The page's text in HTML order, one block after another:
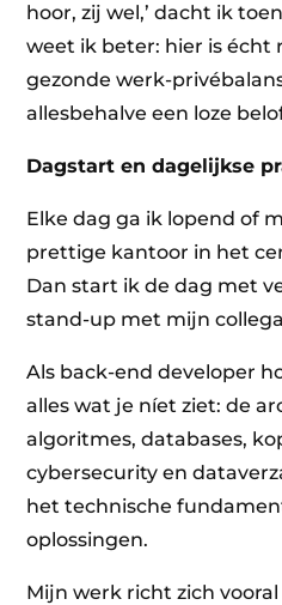
hoor, zij wel,’ dacht ik
weet ik beter: hier is écht
gezonde werk-
allesbehalve een loze
Dagstart en dagelijkse
Elke dag ga ik lopend of
prettige kantoor in het
Dan start ik de dag met
stand-up met mijn
Als back-end developer
alles wat je níet ziet: de
algoritmes, databases,
cybersecurity en
het technische
oplossingen.
Mijn werk richt zich